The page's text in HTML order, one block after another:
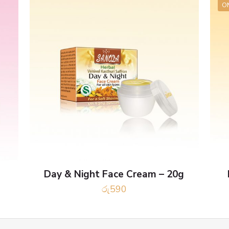
Day & Night Face Cream – 20g
රු590